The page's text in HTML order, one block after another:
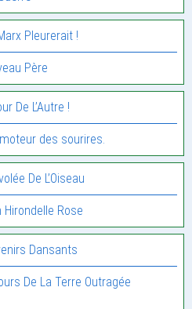
Pleurerait !
Père
De L’Autre !
des sourires.
De L’Oiseau
Hirondelle Rose
Dansants
De La Terre Outragée